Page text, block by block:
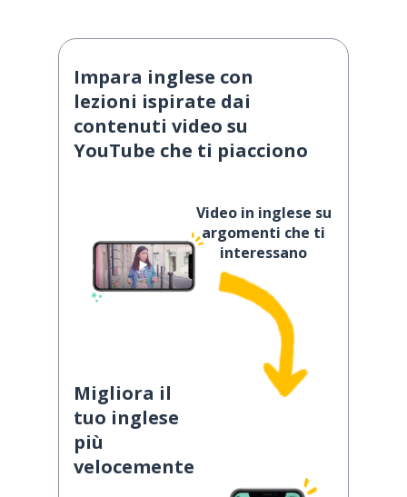
Impara inglese con
lezioni ispirate dai
contenuti video su
YouTube che ti piacciono
Video in inglese su
argomenti che ti
interessano
Migliora il
tuo inglese
più
velocemente